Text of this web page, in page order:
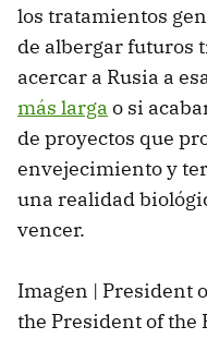
los tratamientos
de albergar futuros
acercar a Rusia a
más larga o si
de proyectos que
envejecimiento y
una realidad
vencer.
Imagen | President
the President of the